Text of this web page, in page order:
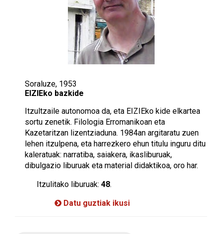
Soraluze, 1953
EIZIEko bazkide
Itzultzaile autonomoa da, eta EIZIEko kide elkartea
sortu zenetik. Filologia Erromanikoan eta
Kazetaritzan lizentziaduna. 1984an argitaratu zuen
lehen itzulpena, eta harrezkero ehun titulu inguru ditu
kaleratuak: narratiba, saiakera, ikasliburuak,
dibulgazio liburuak eta material didaktikoa, oro har.
Itzulitako liburuak: 48.
Datu guztiak ikusi